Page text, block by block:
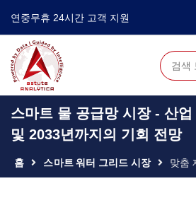
연중무휴 24시간 고객 지원
스마트 물 공급망 시장 - 산
및 2033년까지의 기회 전망
홈 스마트 워터 그리드 시장 맞춤